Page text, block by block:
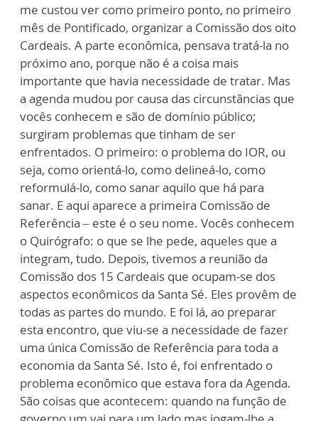
me custou ver como primeiro ponto, no primeiro
mês de Pontificado, organizar a Comissão dos oito
Cardeais. A parte econômica, pensava tratá-la no
próximo ano, porque não é a coisa mais
importante que havia necessidade de tratar. Mas
a agenda mudou por causa das circunstâncias que
vocês conhecem e são de domínio público;
surgiram problemas que tinham de ser
enfrentados. O primeiro: o problema do IOR, ou
seja, como orientá-lo, como delineá-lo, como
reformulá-lo, como sanar aquilo que há para
sanar. E aqui aparece a primeira Comissão de
Referência – este é o seu nome. Vocês conhecem
o Quirógrafo: o que se lhe pede, aqueles que a
integram, tudo. Depois, tivemos a reunião da
Comissão dos 15 Cardeais que ocupam-se dos
aspectos econômicos da Santa Sé. Eles provêm de
todas as partes do mundo. E foi lá, ao preparar
esta encontro, que viu-se a necessidade de fazer
uma única Comissão de Referência para toda a
economia da Santa Sé. Isto é, foi enfrentado o
problema econômico que estava fora da Agenda.
São coisas que acontecem: quando na função de